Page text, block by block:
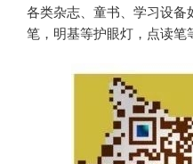
各类杂志、童书、学习设
笔，明基等护眼灯，点读笔